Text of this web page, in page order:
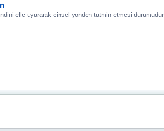
elle uyararak cinsel yonden tatmin etmesi durumudur.